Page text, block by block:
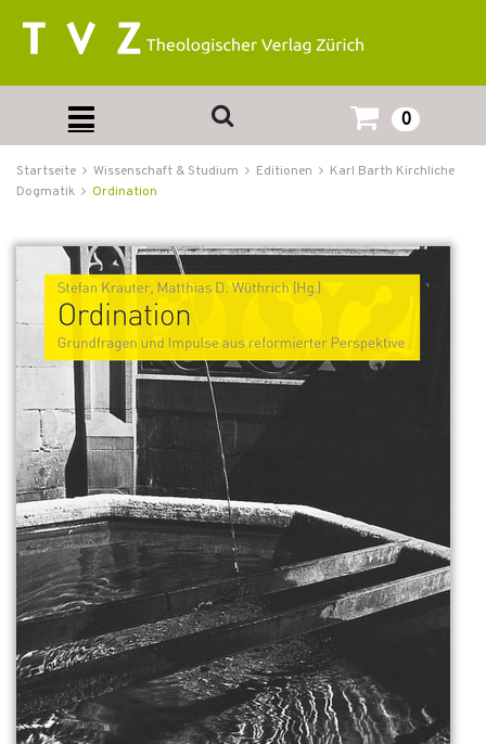
0
Startseite Wissenschaft & Studium Editionen
Karl Barth Kirchliche
Dogmatik
Ordination